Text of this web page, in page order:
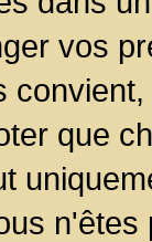
vos
que